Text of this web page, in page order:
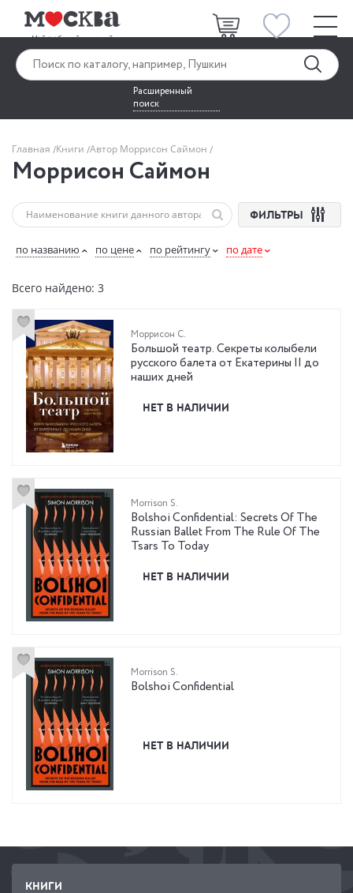
Расширенный
поиск
Главная Книги Автор Моррисон Саймон
Моррисон Саймон
ФИЛЬТРЫ
по названию по цене по рейтингу по дате
Всего найдено: 3
Моррисон С.
Большой театр. Секреты колыбели
русского балета от Екатерины II до
наших дней
НЕТ В НАЛИЧИИ
Morrison S.
Bolshoi Confidential: Secrets Of The
Russian Ballet From The Rule Of The
Tsars To Today
НЕТ В НАЛИЧИИ
Morrison S.
Bolshoi Confidential
НЕТ В НАЛИЧИИ
КНИГИ